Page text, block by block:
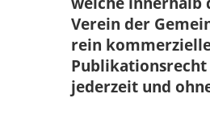
Verein der
rein
jederzeit und